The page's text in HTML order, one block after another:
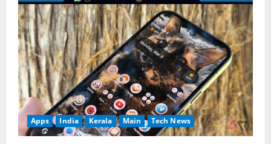
Apps India Kerala Main Tech News